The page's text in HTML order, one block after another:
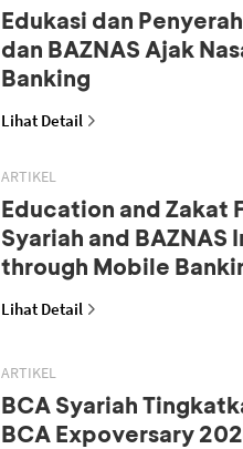
Edukasi dan
dan BAZNAS Ajak
Banking
Lihat Detail
ARTIKEL
Education and Zakat
Syariah and BAZNAS
through Mobile
Lihat Detail
ARTIKEL
BCA Syariah
BCA Expoversary